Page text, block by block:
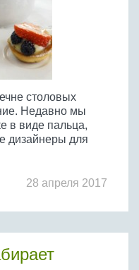
столовых
Недавно мы
в виде пальца,
дизайнеры для
28 апреля 2017